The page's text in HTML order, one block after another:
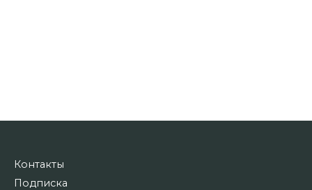
Контакты
Подписка